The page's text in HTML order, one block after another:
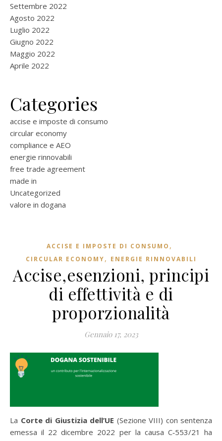
Settembre 2022
Agosto 2022
Luglio 2022
Giugno 2022
Maggio 2022
Aprile 2022
Categories
accise e imposte di consumo
circular economy
compliance e AEO
energie rinnovabili
free trade agreement
made in
Uncategorized
valore in dogana
ACCISE E IMPOSTE DI CONSUMO ,
CIRCULAR ECONOMY, ENERGIE RINNOVABILI
Accise,esenzioni, principi
di effettività e di
proporzionalità
Gennaio 17, 2023
La Corte di Giustizia dell’UE (Sezione VIII) con sentenza
emessa il 22 dicembre 2022 per la causa C‑553/21 ha